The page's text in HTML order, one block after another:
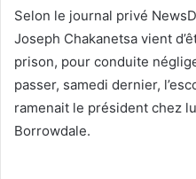
Selon le journal privé
Joseph Chakanetsa vient
prison, pour conduite
passer, samedi dernier,
ramenait le président chez
Borrowdale.